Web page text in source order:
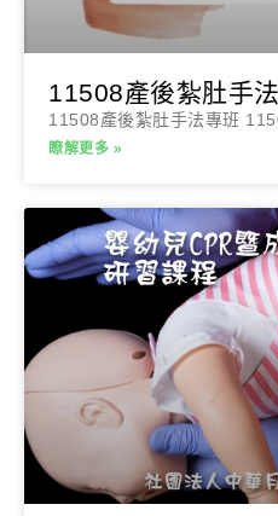
11508產後紮肚手
11508產後紮肚手法專班
瞭解更多 »